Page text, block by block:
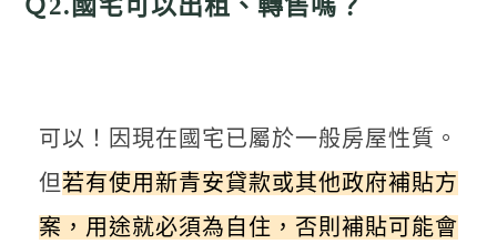
Ｑ2.國宅可以出租、轉售嗎？
可以！因現在國宅已屬於一般房屋性質。
但若有使用新青安貸款或其他政府補貼方
案，用途就必須為自住，否則補貼可能會